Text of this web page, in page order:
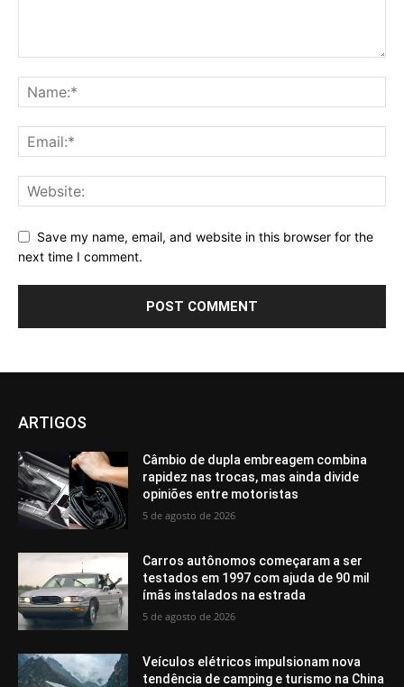
Save my name, email, and website in this browser for the
next time I comment.
ARTIGOS
Câmbio de dupla embreagem combina
rapidez nas trocas, mas ainda divide
opiniões entre motoristas
5 de agosto de 2026
Carros autônomos começaram a ser
testados em 1997 com ajuda de 90 mil
ímãs instalados na estrada
5 de agosto de 2026
Veículos elétricos impulsionam nova
tendência de camping e turismo na China